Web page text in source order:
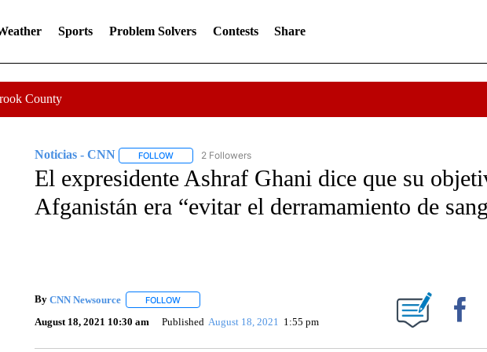
Sports Problem Solvers Contests Share
County
Noticias - CNN FOLLOWFOLLOW "NOTICIAS - CNN" TO RECEIVE NOTIFICATIONS ABOUT NEW
2 Followers
El expresidente Ashraf Ghani dice que su
Afganistán era “evitar el derramamiento de
By CNN Newsource FOLLOWFOLLOW "" TO RECEIVE NOTIFICATIONS ABOUT NEW PAGES ON "".
August 18, 2021 10:30 am Published August 18, 2021 1:55 pm